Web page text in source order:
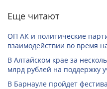
Еще читают
ОП АК и политические
взаимодействии во время
В Алтайском крае за
млрд рублей на поддержку
В Барнауле пройдет